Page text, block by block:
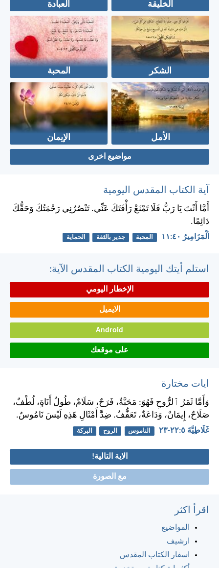
الخليقة العبادة
الشكر المحبة
الأمل الإيمان
مواضيع اخرى
آية الكتاب المقدس اليومية
أَمَّا أَنْتَ يَا رَبُّ فَلَا تَمْنَعْ رَأْفَتَكَ عَنِّي. تَنْصُرُنِي رَحْمَتُكَ وَحَقُّكَ
دَائِمًا.
اَلْمَزَامِيرُ ٤٠:‏١١ المحبة جدير بالثقة الحماية
استلم أيتك اليومية الكتاب المقدس الآية:
الإخطار اليومي
الايميل
Android
على موقعك
ايات مختارة
وَأَمَّا ثَمَرُ ٱلرُّوحِ فَهُوَ: مَحَبَّةٌ، فَرَحٌ، سَلَامٌ، طُولُ أَنَاةٍ، لُطْفٌ،
صَلَاحٌ، إِيمَانٌ، وَدَاعَةٌ، تَعَفُّفٌ. ضِدَّ أَمْثَالِ هَذِهِ لَيْسَ نَامُوسٌ.
غَلَاطِيَّةَ ٥:‏٢٢-‏٢٣ الناموس الروح البركة
الاية التالية!
مع الصورة
اقرأ اكثر
المواضيع
ارشيف
اسفار الكتاب المقدس